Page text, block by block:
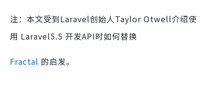
注：本文受到Laravel创始人Taylor Otwell介绍使
用 Laravel5.5 开发API时如何替换
Fractal 的启发。